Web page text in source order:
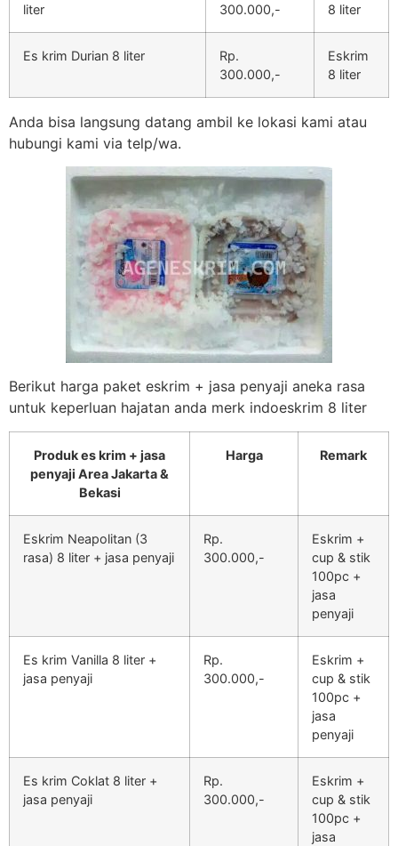
liter
300.000,-
8 liter
Es krim Durian 8 liter
Rp.
300.000,-
Eskrim
8 liter
Anda bisa langsung datang ambil ke lokasi kami atau
hubungi kami via telp/wa.
Berikut harga paket eskrim + jasa penyaji aneka rasa
untuk keperluan hajatan anda merk indoeskrim 8 liter
Produk es krim + jasa
penyaji Area Jakarta &
Bekasi
Harga Remark
Eskrim Neapolitan (3
rasa) 8 liter + jasa penyaji
Rp.
300.000,-
Eskrim +
cup & stik
100pc +
jasa
penyaji
Es krim Vanilla 8 liter +
jasa penyaji
Rp.
300.000,-
Eskrim +
cup & stik
100pc +
jasa
penyaji
Es krim Coklat 8 liter +
jasa penyaji
Rp.
300.000,-
Eskrim +
cup & stik
100pc +
jasa